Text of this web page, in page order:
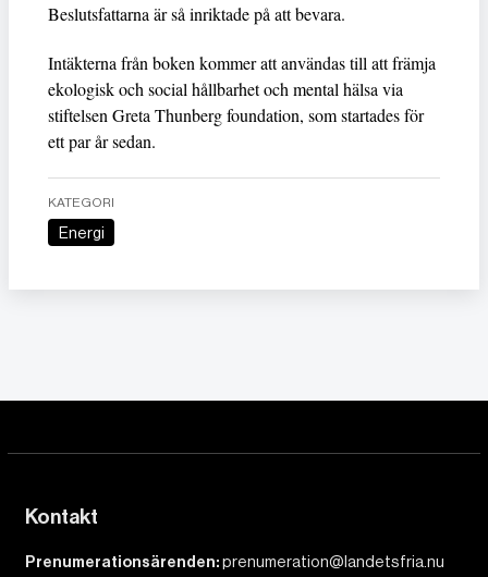
Beslutsfattarna är så inriktade på att bevara.
Intäkterna från boken kommer att användas till att främja
ekologisk och social hållbarhet och mental hälsa via
stiftelsen Greta Thunberg foundation, som startades för
ett par år sedan.
KATEGORI
Energi
Kontakt
Prenumerationsärenden:prenumeration@landetsfria.nu